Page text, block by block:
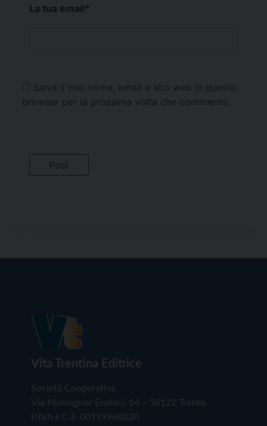
La tua email*
Salva il mio nome, email e sito web in questo
browser per la prossima volta che commento.
Vita Trentina Editrice
Società Cooperativa
Via Monsignor Endrici, 14 – 38122 Trento
P.IVA e C.F. 00199960220